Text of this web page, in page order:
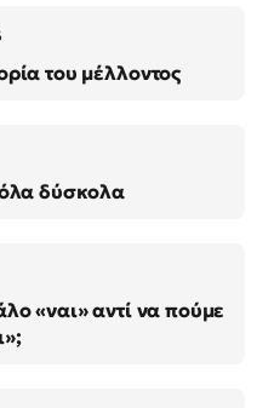
του μέλλοντος
δύσκολα
«ναι» αντί να πούμε